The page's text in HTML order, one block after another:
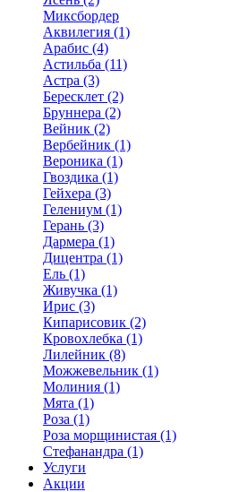
Миксбордер
Аквилегия (1)
Арабис (4)
Астильба (11)
Астра (3)
Бересклет (2)
Бруннера (2)
Вейник (2)
Вербейник (1)
Вероника (1)
Гвоздика (1)
Гейхера (3)
Гелениум (1)
Герань (3)
Дармера (1)
Дицентра (1)
Ель (1)
Живучка (1)
Ирис (3)
Кипарисовик (2)
Кровохлебка (1)
Лилейник (8)
Можжевельник (1)
Молиния (1)
Мята (1)
Роза (1)
Роза морщинистая (1)
Стефанандра (1)
Услуги
Акции